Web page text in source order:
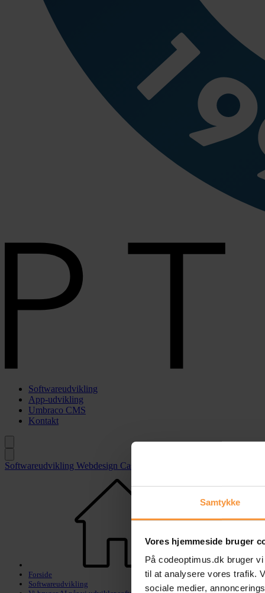
Samtykke
Vores hjemmeside bruger
På codeoptimus.dk bruger
til at analysere vores trafik.
sociale medier,
Softwareudvikling
App-udvikling
Umbraco CMS
Kontakt
Softwareudvikling Webdesign Casestories
Forside
Softwareudvikling